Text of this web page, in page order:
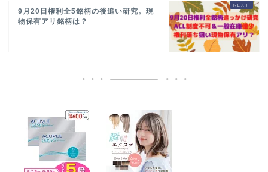
9月20日権利全5銘柄の後追い研究。現
物保有アリ銘柄は？